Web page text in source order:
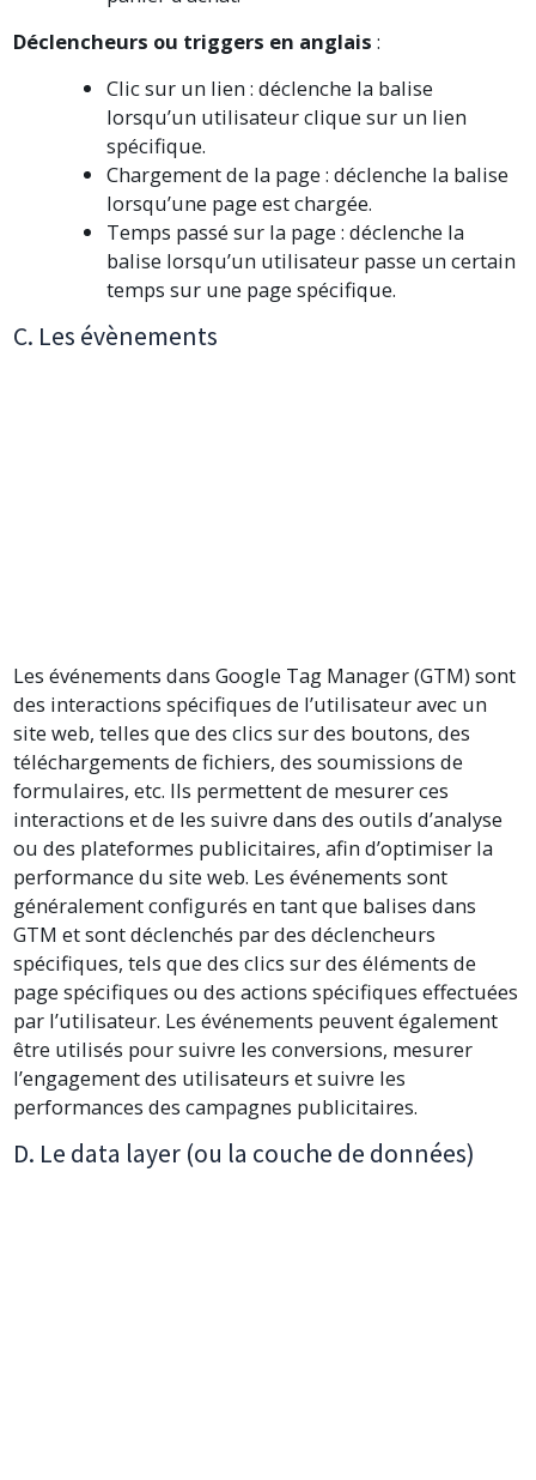
Déclencheurs ou triggers en anglais :
Clic sur un lien : déclenche la balise
lorsqu’un utilisateur clique sur un lien
spécifique.
Chargement de la page : déclenche la balise
lorsqu’une page est chargée.
Temps passé sur la page : déclenche la
balise lorsqu’un utilisateur passe un certain
temps sur une page spécifique.
C. Les évènements
Les événements dans Google Tag Manager (GTM) sont
des interactions spécifiques de l’utilisateur avec un
site web, telles que des clics sur des boutons, des
téléchargements de fichiers, des soumissions de
formulaires, etc. Ils permettent de mesurer ces
interactions et de les suivre dans des outils d’analyse
ou des plateformes publicitaires, afin d’optimiser la
performance du site web. Les événements sont
généralement configurés en tant que balises dans
GTM et sont déclenchés par des déclencheurs
spécifiques, tels que des clics sur des éléments de
page spécifiques ou des actions spécifiques effectuées
par l’utilisateur. Les événements peuvent également
être utilisés pour suivre les conversions, mesurer
l’engagement des utilisateurs et suivre les
performances des campagnes publicitaires.
D. Le data layer (ou la couche de données)